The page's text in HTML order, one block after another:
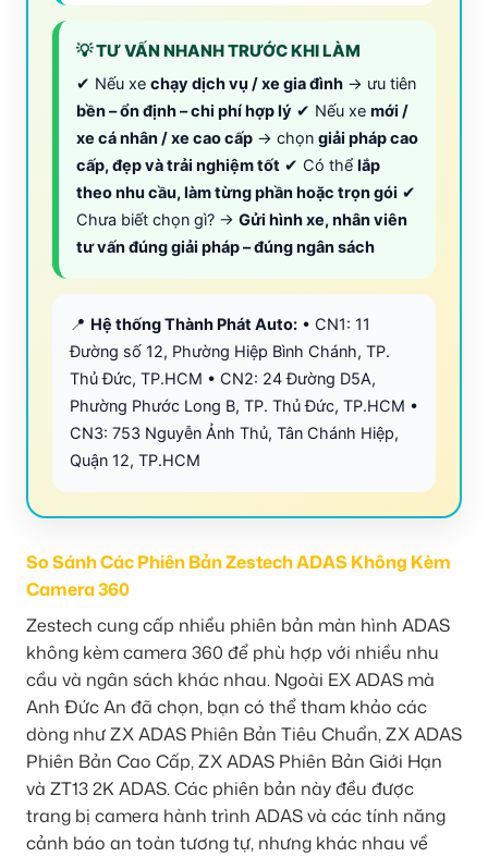
💡 TƯ VẤN NHANH TRƯỚC KHI LÀM
✔ Nếu xe chạy dịch vụ / xe gia đình → ưu tiên
bền – ổn định – chi phí hợp lý ✔ Nếu xe mới /
xe cá nhân / xe cao cấp → chọn giải pháp cao
cấp, đẹp và trải nghiệm tốt ✔ Có thể lắp
theo nhu cầu, làm từng phần hoặc trọn gói ✔
Chưa biết chọn gì? → Gửi hình xe, nhân viên
tư vấn đúng giải pháp – đúng ngân sách
📍 Hệ thống Thành Phát Auto: • CN1: 11
Đường số 12, Phường Hiệp Bình Chánh, TP.
Thủ Đức, TP.HCM • CN2: 24 Đường D5A,
Phường Phước Long B, TP. Thủ Đức, TP.HCM •
CN3: 753 Nguyễn Ảnh Thủ, Tân Chánh Hiệp,
Quận 12, TP.HCM
So Sánh Các Phiên Bản Zestech ADAS Không Kèm
Camera 360
Zestech cung cấp nhiều phiên bản màn hình ADAS
không kèm camera 360 để phù hợp với nhiều nhu
cầu và ngân sách khác nhau. Ngoài EX ADAS mà
Anh Đức An đã chọn, bạn có thể tham khảo các
dòng như ZX ADAS Phiên Bản Tiêu Chuẩn, ZX ADAS
Phiên Bản Cao Cấp, ZX ADAS Phiên Bản Giới Hạn
và ZT13 2K ADAS. Các phiên bản này đều được
trang bị camera hành trình ADAS và các tính năng
cảnh báo an toàn tương tự, nhưng khác nhau về